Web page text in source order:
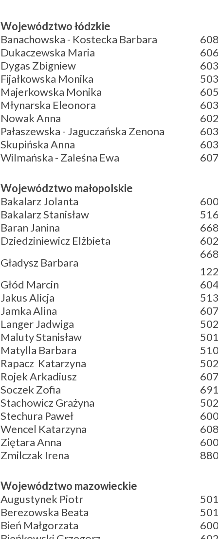
Województwo łódzkie
Banachowska - Kostecka Barbara
Dukaczewska Maria
Dygas Zbigniew
Fijałkowska Monika
Majerkowska Monika
Młynarska Eleonora
Nowak Anna
Pałaszewska - Jaguczańska Zenona
Skupińska Anna
Wilmańska - Zaleśna Ewa
Województwo małopolskie
Bakalarz Jolanta
Bakalarz Stanisław
Baran Janina
Dziedziniewicz Elżbieta
Gładysz Barbara
Głód Marcin
Jakus Alicja
Jamka Alina
Langer Jadwiga
Maluty Stanisław
Matylla Barbara
Rapacz Katarzyna
Rojek Arkadiusz
Soczek Zofia
Stachowicz Grażyna
Stechura Paweł
Wencel Katarzyna
Ziętara Anna
Zmilczak Irena
Województwo mazowieckie
Augustynek Piotr
Berezowska Beata
Bień Małgorzata